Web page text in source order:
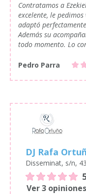
Contratamos a
excelente, le
adaptó
Además su
todo momento. Lo
Pedro Parra
DJ Rafa
Disseminat, s/n,
Ver 3 opiniones